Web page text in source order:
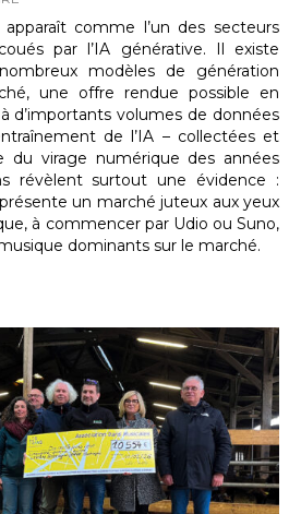
comme l’un des secteurs
par l’IA générative. Il existe
modèles de génération
une offre rendue possible en
d’importants volumes de données
de l’IA – collectées et
du virage numérique des années
révèlent surtout une évidence :
un marché juteux aux yeux
à commencer par Udio ou Suno,
dominants sur le marché.